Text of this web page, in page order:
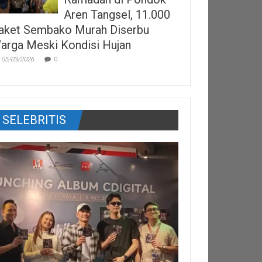
Aren Tangsel, 11.000
Sembako Murah Diserbu
Meski Kondisi Hujan
05/03/2026 0
SELEBRITIS